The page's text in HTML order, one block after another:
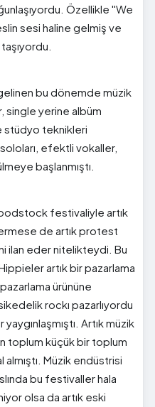
Özellikle ''We
sesi haline gelmiş ve
bu dönemde müzik
single yerine albüm
stüdyo teknikleri
efektli vokaller,
başlanmıştı.
festivaliyle artık
de artık protest
ilan eder nitelikteydi. Bu
artık bir pazarlama
ürününe
rockı pazarlıyordu
Artık müzik
toplum küçük bir toplum
almıştı. Müzik endüstrisi
bu festivaller hala
olsa da artık eski